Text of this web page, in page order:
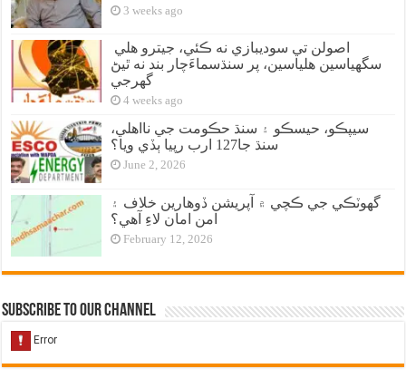
3 weeks ago
سگهياسين هلياسين، پر سنڌسماءَچار بند نه ٿيڻ
گهرجي
4 weeks ago
سيپڪو، حيسڪو ۽ سنڌ حڪومت جي نااهلي،
سنڌ جا127 ارب رپيا ٻڏي ويا؟
June 2, 2026
گهوٽڪي جي ڪچي ۾ آپريشن ڏوهارين خلاف ۽
امن امان لاءِ آهي؟
February 12, 2026
Subscribe to our Channel